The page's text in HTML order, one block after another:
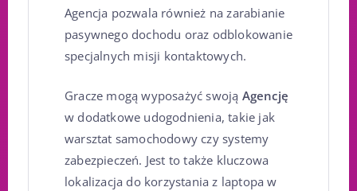
Agencja pozwala również na zarabianie
pasywnego dochodu oraz odblokowanie
specjalnych misji kontaktowych.
Gracze mogą wyposażyć swoją Agencję
w dodatkowe udogodnienia, takie jak
warsztat samochodowy czy systemy
zabezpieczeń. Jest to także kluczowa
lokalizacja do korzystania z laptopa w